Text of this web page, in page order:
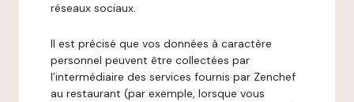
réseaux sociaux.
Il est précisé que vos données à caractère
personnel peuvent être collectées par
l’intermédiaire des services fournis par Zenchef
au restaurant (par exemple, lorsque vous